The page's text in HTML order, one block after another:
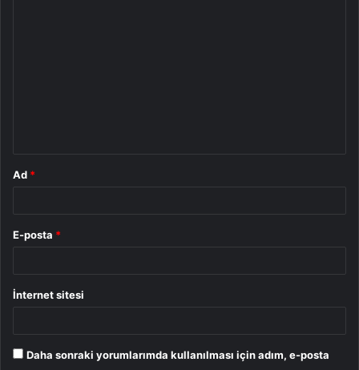
Ad *
E-posta *
İnternet sitesi
Daha sonraki yorumlarımda kullanılması için adım, e-posta